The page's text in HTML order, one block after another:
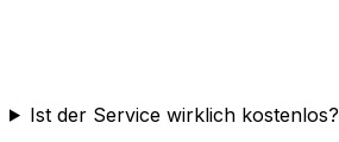
Ist der Service wirklich kostenlos?